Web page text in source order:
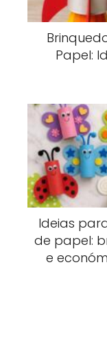
Papel:
Ideias
de papel:
e